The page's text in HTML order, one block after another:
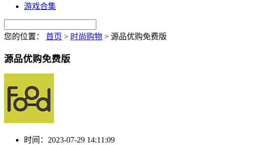
游戏合集
您的位置： 首页 > 时尚购物 > 源品优购免费版
源品优购免费版
时间： 2023-07-29 14:11:09